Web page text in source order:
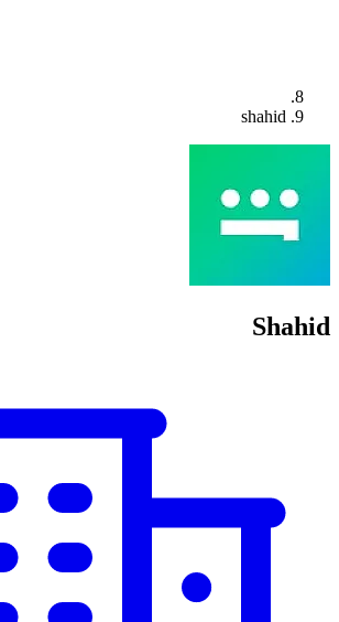
shahid
Shahid